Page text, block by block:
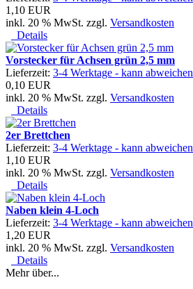
1,10 EUR
inkl. 20 % MwSt. zzgl. Versandkosten
Details
Vorstecker für Achsen grün 2,5 mm
Lieferzeit: 3-4 Werktage - kann abweichen
0,10 EUR
inkl. 20 % MwSt. zzgl. Versandkosten
Details
2er Brettchen
Lieferzeit: 3-4 Werktage - kann abweichen
1,10 EUR
inkl. 20 % MwSt. zzgl. Versandkosten
Details
Naben klein 4-Loch
Lieferzeit: 3-4 Werktage - kann abweichen
1,20 EUR
inkl. 20 % MwSt. zzgl. Versandkosten
Details
Mehr über...